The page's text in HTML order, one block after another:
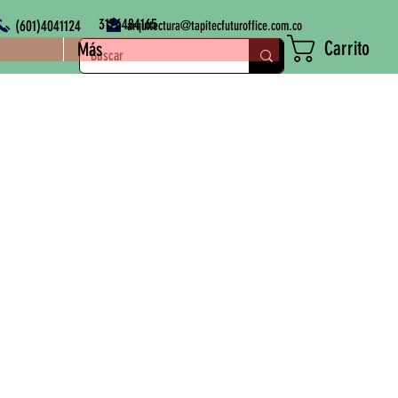
(601)4041124 3176484165
Más
arquitectura@tapitecfuturoffice.com.co
Carrito